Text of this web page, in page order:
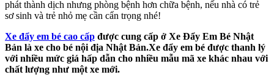
phát thành dịch nhưng phòng bệnh hơn chữa bệnh, nếu nhà có trẻ
sơ sinh và trẻ nhỏ mẹ cần cẩn trọng nhé!
Xe đẩy em bé cao cấp được cung cấp ở Xe Đẩy Em Bé Nhật
Bản là xe cho bé nội địa Nhật Bản.Xe đẩy em bé được thanh lý
với nhiều mức giá hấp dẫn cho nhiều mẫu mã xe khác nhau với
chất lượng như một xe mới.